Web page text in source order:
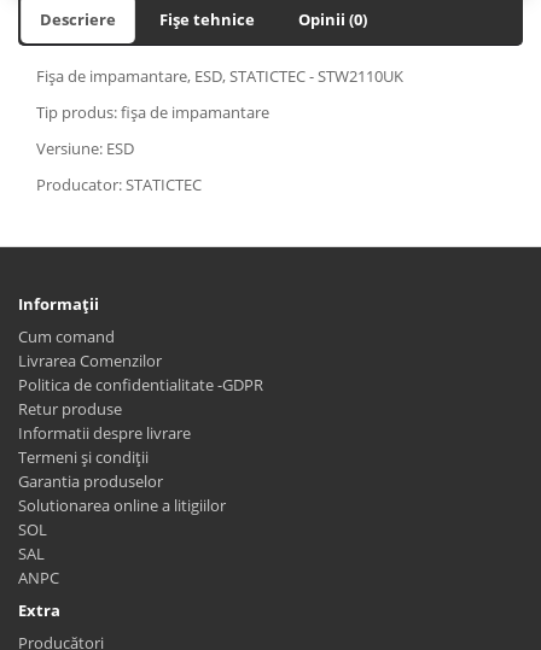
Descriere Fișe tehnice Opinii (0)
Fişa de impamantare, ESD, STATICTEC - STW2110UK
Tip produs: fişa de impamantare
Versiune: ESD
Producator: STATICTEC
Informaţii
Cum comand
Livrarea Comenzilor
Politica de confidentialitate -GDPR
Retur produse
Informatii despre livrare
Termeni și condiții
Garantia produselor
Solutionarea online a litigiilor
SOL
SAL
ANPC
Extra
Producători